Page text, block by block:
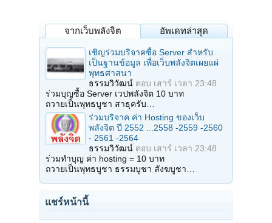
จากเว็บพลังจิต อัพเดทล่าสุด
เชิญร่วมบริจาคซื้อ Server สำหรับ
เป็นฐานข้อมูล เพื่อเว็บพลังจิตเผยแผ่
พุทธศาสนา
ธรรมวิวัฒน์ ตอบ เสาร์ เวลา 23:48
ร่วมบุญซื้อ Server เวปพลังจิต 10 บาท
ถวายเป็นพุทธบูชา สาธุครับ…
ร่วมบริจาค ค่า Hosting ของเว็บ
พลังจิต ปี 2552 ...2558 -2559 -2560
- 2561 -2564
ธรรมวิวัฒน์ ตอบ เสาร์ เวลา 23:48
ร่วมทำบุญ ค่า hosting = 10 บาท
ถวายเป็นพุทธบูชา ธรรมบูชา สังฆบูชา…
แชร์หน้านี้